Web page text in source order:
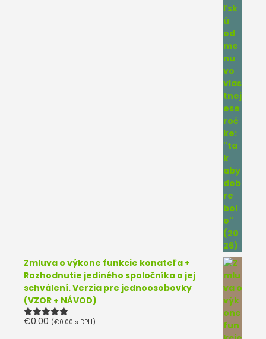
Zmluva o výkone funkcie konateľa +
Rozhodnutie jediného spoločníka o jej
schválení. Verzia pre jednoosobovky
(VZOR + NÁVOD)
Hodnotenie
€0.00 (€0.00 s DPH)